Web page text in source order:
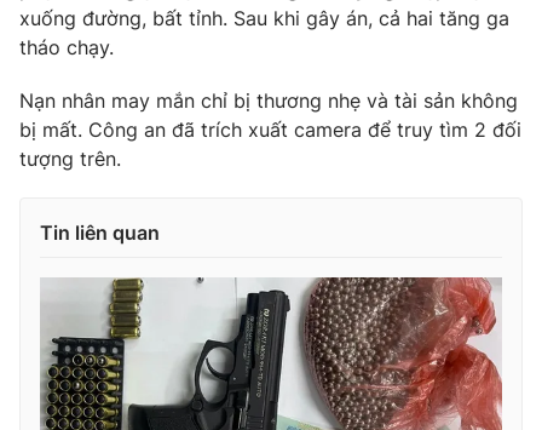
Theo dõi báo trên
Cơ quan báo chí:
cấp ngày 29/12/2023
Tổng Biên tập:Vũ Thanh Thủy
Phó Tổng Biên tập:
Nguyễn Thị Mỹ Hạnh, Phạm Quốc Thắng,
Nguyễn Trọng Ninh
Tổng đài VTV:024.38 355 931 - 024.38 355 932
xuống đường, bất tỉnh. Sau khi gây án, cả hai tăng ga
tháo chạy.
Nạn nhân may mắn chỉ bị thương nhẹ và tài sản không
bị mất. Công an đã trích xuất camera để truy tìm 2 đối
tượng trên.
Tin liên quan